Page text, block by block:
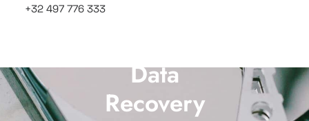
+32 497 776 333
Data
Recovery